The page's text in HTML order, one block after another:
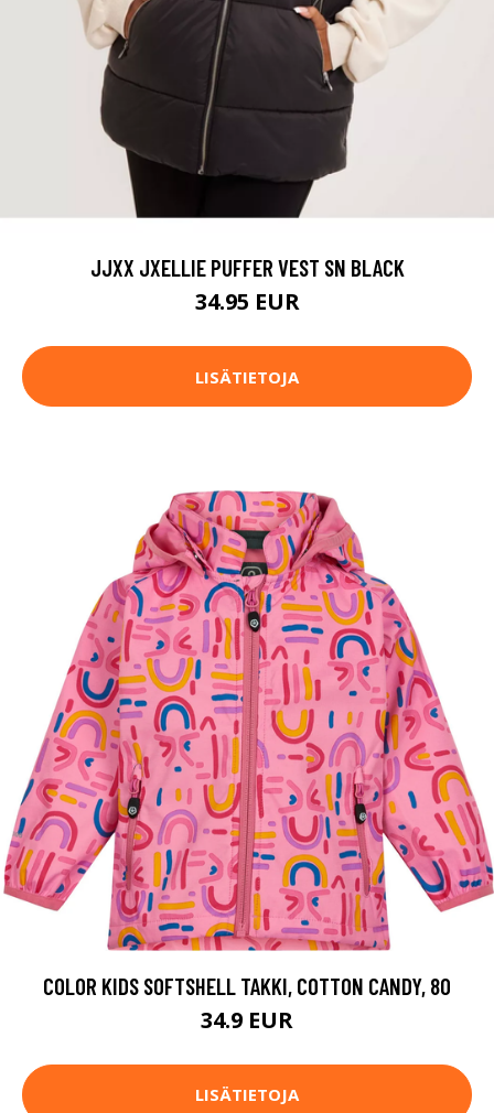
JJXX JXELLIE PUFFER VEST SN BLACK
34.95 EUR
LISÄTIETOJA
COLOR KIDS SOFTSHELL TAKKI, COTTON CANDY, 80
34.9 EUR
LISÄTIETOJA